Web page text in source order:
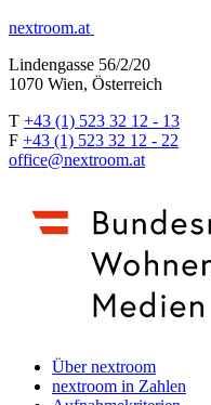
nextroom.at
Lindengasse 56/2/20
1070 Wien, Österreich
T +43 (1) 523 32 12 - 13
F +43 (1) 523 32 12 - 22
office@nextroom.at
Über nextroom
nextroom in Zahlen